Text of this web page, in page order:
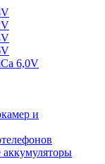
6,0V
и